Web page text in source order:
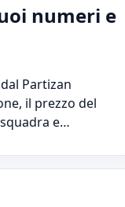
numeri e
Partizan
il prezzo del
e…